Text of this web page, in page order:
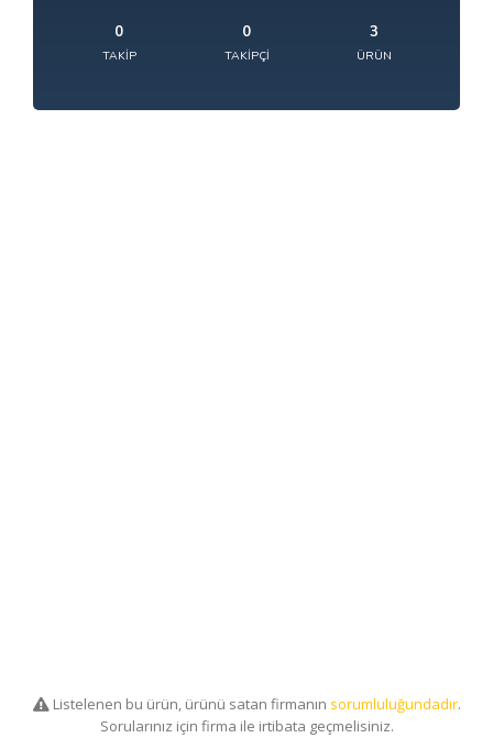
0
TAKIP
0
TAKIPÇI
3
ÜRÜN
Listelenen bu ürün, ürünü satan firmanın sorumluluğundadır.
Sorularınız için firma ile irtibata geçmelisiniz.